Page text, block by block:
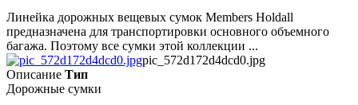
Линейка дорожных вещевых сумок Members Holdall
предназначена для транспортировки основного объемного
багажа. Поэтому все сумки этой коллекции ...
pic_572d172d4dcd0.jpg
Описание Тип
Дорожные сумки